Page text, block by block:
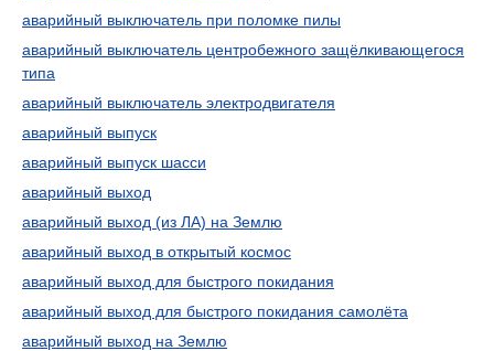
аварийный выключатель при поломке пилы
аварийный выключатель центробежного защёлкивающегося
типа
аварийный выключатель электродвигателя
аварийный выпуск
аварийный выпуск шасси
аварийный выход
аварийный выход (из ЛА) на Землю
аварийный выход в открытый космос
аварийный выход для быстрого покидания
аварийный выход для быстрого покидания самолёта
аварийный выход на Землю